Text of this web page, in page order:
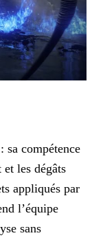
sa compétence
les dégâts
appliqués par
l’équipe
sans